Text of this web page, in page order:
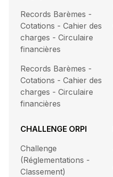
Records Barèmes -
Cotations - Cahier des
charges - Circulaire
financières
Records Barèmes -
Cotations - Cahier des
charges - Circulaire
financières
CHALLENGE ORPI
Challenge
(Réglementations -
Classement)